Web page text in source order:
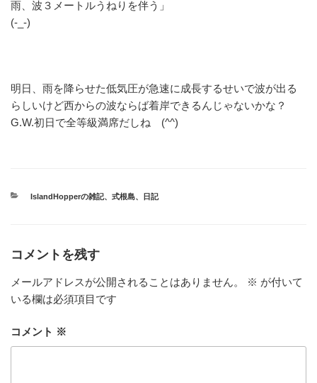
雨、 波３メートルうねりを伴う 」
(-_-)
明日、雨を降らせた低気圧が急速に成長するせいで波が出る
らしいけど西からの波ならば着岸できるんじゃないかな？
G.W.初日で全等級満席だしね (^^)
カ
IslandHopperの雑記、 式根島、 日記
コメントを残す
メールアドレスが公開されることはありません。 ※ が付いて
いる欄は必須項目です
コメント ※